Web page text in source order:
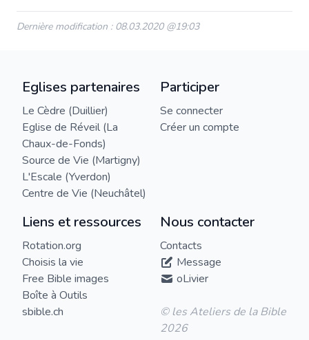
Dernière modification : 08.03.2020 @19:03
Eglises partenaires
Le Cèdre (Duillier)
Eglise de Réveil (La
Chaux-de-Fonds)
Source de Vie (Martigny)
L'Escale (Yverdon)
Centre de Vie (Neuchâtel)
Participer
Se connecter
Créer un compte
Liens et ressources
Rotation.org
Choisis la vie
Free Bible images
Boîte à Outils
sbible.ch
Nous contacter
Contacts
Message
oLivier
© les Ateliers de la Bible
2026